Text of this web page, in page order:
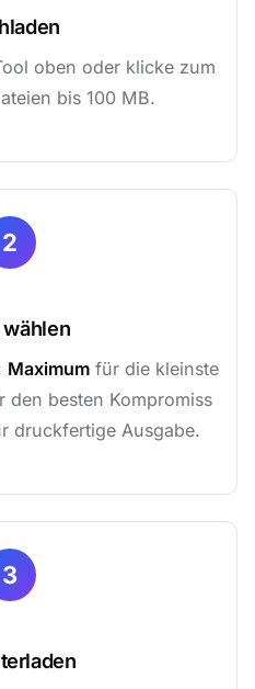
oben oder klicke zum
bis 100 MB.
2
Maximum für die kleinste
den besten Kompromiss
druckfertige Ausgabe.
3